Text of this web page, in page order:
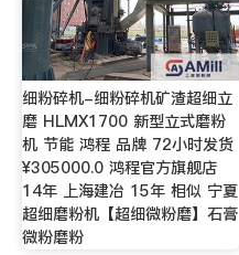
细粉碎机-细粉碎机矿渣超细立
磨 HLMX1700 新型立式磨粉
机 节能 鸿程 品牌 72小时发货
¥305000.0 鸿程官方旗舰店
14年 上海建冶 15年 相似 宁夏
超细磨粉机【超细微粉磨】石膏
微粉磨粉